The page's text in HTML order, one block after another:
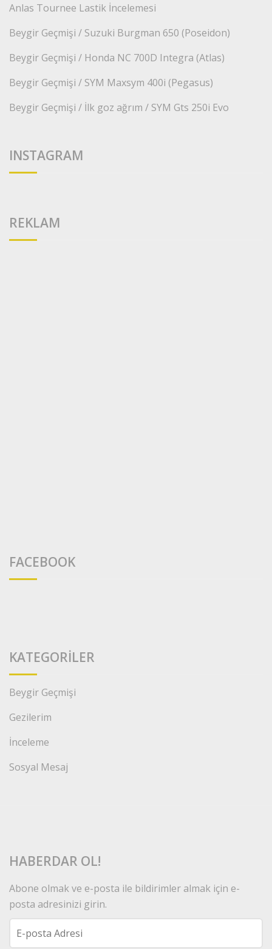
Anlas Tournee Lastik İncelemesi
Beygir Geçmişi / Suzuki Burgman 650 (Poseidon)
Beygir Geçmişi / Honda NC 700D Integra (Atlas)
Beygir Geçmişi / SYM Maxsym 400i (Pegasus)
Beygir Geçmişi / İlk goz ağrım / SYM Gts 250i Evo
INSTAGRAM
REKLAM
FACEBOOK
KATEGORILER
Beygir Geçmişi
Gezilerim
İnceleme
Sosyal Mesaj
HABERDAR OL!
Abone olmak ve e-posta ile bildirimler almak için e-
posta adresinizi girin.
posta